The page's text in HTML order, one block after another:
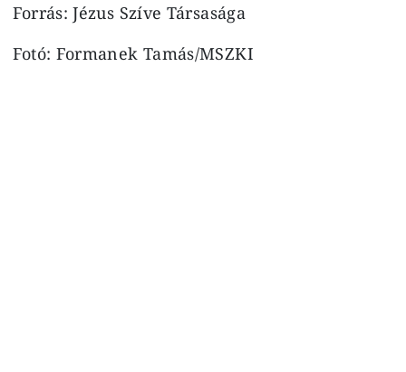
Forrás: Jézus Szíve Társasága
Fotó: Formanek Tamás/MSZKI